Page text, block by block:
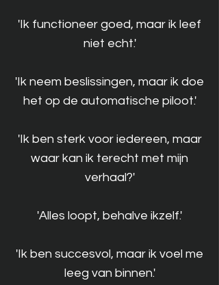
'Ik functioneer goed, maar ik leef
niet echt.'
'Ik neem beslissingen, maar ik doe
het op de automatische piloot.'
'Ik ben sterk voor iedereen, maar
waar kan ik terecht met mijn
verhaal?'
'Alles loopt, behalve ikzelf.'
'Ik ben succesvol, maar ik voel me
leeg van binnen.'